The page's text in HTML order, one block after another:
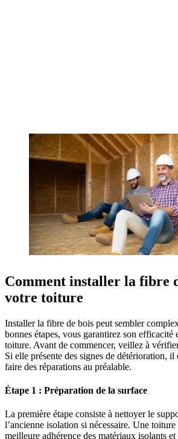
Comment installer la fibre
votre toiture
Installer la fibre de bois peut sembler
bonnes étapes, vous garantirez son efficacité
toiture. Avant de commencer, veillez à
Si elle présente des signes de détérioration, il
faire des réparations au préalable.
Étape 1 : Préparation de la surface
La première étape consiste à nettoyer le
l’ancienne isolation si nécessaire. Une
meilleure adhérence des matériaux isolants